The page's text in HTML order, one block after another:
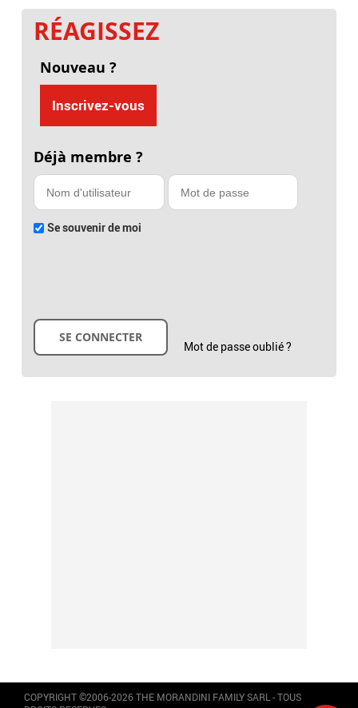
RÉAGISSEZ
Nouveau ?
Inscrivez-vous
Déjà membre ?
Se souvenir de moi
Mot de passe oublié ?
COPYRIGHT ©2006-2026 THE MORANDINI FAMILY SARL - TOUS